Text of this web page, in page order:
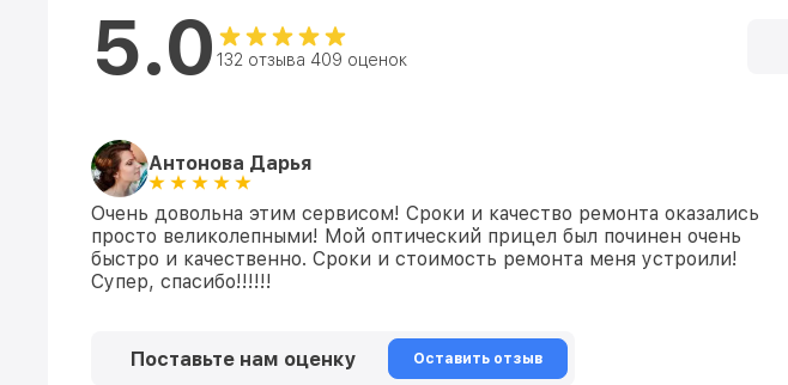
5.0 132 отзыва 409 оценок
Антонова Дарья
Очень довольна этим сервисом! Сроки и качество ремонта оказались
просто великолепными! Мой оптический прицел был починен очень
быстро и качественно. Сроки и стоимость ремонта меня устроили!
Супер, спасибо!!!!!!
Поставьте нам оценку Оставить отзыв